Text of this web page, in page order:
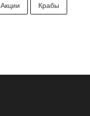
Акции Крабы